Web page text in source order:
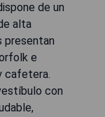
de un
alta
presentan
e
cafetera.
con